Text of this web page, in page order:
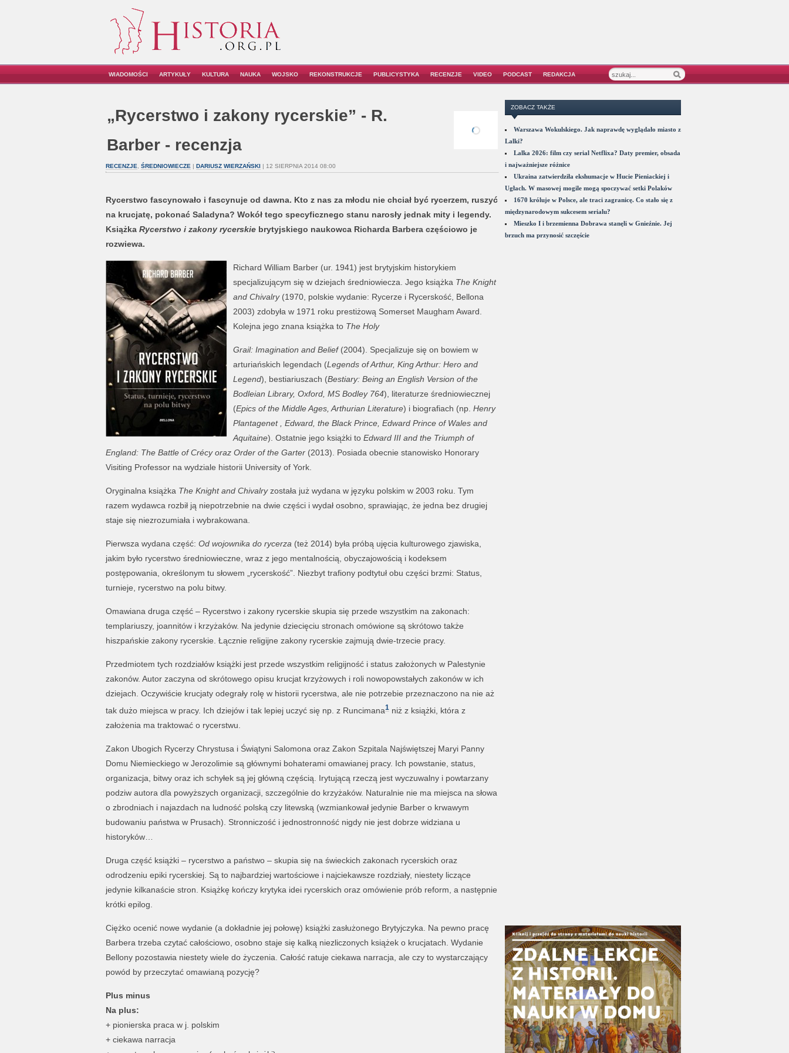
WIADOMOŚCI ARTYKUŁY KULTURA NAUKA WOJSKO REKONSTRUKCJE PUBLICYSTYKA RECENZJE VIDEO PODCAST REDAKCJA
„Rycerstwo i zakony rycerskie” - R.
Barber - recenzja
RECENZJE ŚREDNIOWIECZE | DARIUSZ WIERZAŃSKI| 12 SIERPNIA 2014 08:00
Rycerstwo fascynowało i fascynuje od dawna. Kto z nas za młodu nie chciał być rycerzem, ruszyć
na krucjatę, pokonać Saladyna? Wokół tego specyficznego stanu narosły jednak mity i legendy.
Książka Rycerstwo i zakony rycerskiebrytyjskiego naukowca Richarda Barbera częściowo je
rozwiewa.
Richard William Barber (ur. 1941) jest brytyjskim historykiem
specjalizującym się w dziejach średniowiecza. Jego książka The Knight
and Chivalry(1970, polskie wydanie: Rycerze i Rycerskość, Bellona
2003) zdobyła w 1971 roku prestiżową Somerset Maugham Award.
Kolejna jego znana książka to The Holy
Grail: Imagination and Belief(2004). Specjalizuje się on bowiem w
arturiańskich legendach (Legends of Arthur, King Arthur: Hero and
Legend), bestiariuszach (Bestiary: Being an English Version of the
Bodleian Library, Oxford, MS Bodley 764), literaturze średniowiecznej
(Epics of the Middle Ages, Arthurian Literature) i biografiach (np. Henry
Plantagenet , Edward, the Black Prince, Edward Prince of Wales and
Aquitaine). Ostatnie jego książki to Edward III and the Triumph of
England: The Battle of Crécy oraz Order of the Garter(2013). Posiada obecnie stanowisko Honorary
Visiting Professor na wydziale historii University of York.
Oryginalna książka The Knight and Chivalryzostała już wydana w języku polskim w 2003 roku. Tym
razem wydawca rozbił ją niepotrzebnie na dwie części i wydał osobno, sprawiając, że jedna bez drugiej
staje się niezrozumiała i wybrakowana.
Pierwsza wydana część: Od wojownika do rycerza (też 2014) była próbą ujęcia kulturowego zjawiska,
jakim było rycerstwo średniowieczne, wraz z jego mentalnością, obyczajowością i kodeksem
postępowania, określonym tu słowem „rycerskość”. Niezbyt trafiony podtytuł obu części brzmi: Status,
turnieje, rycerstwo na polu bitwy.
Omawiana druga część – Rycerstwo i zakony rycerskie skupia się przede wszystkim na zakonach:
templariuszy, joannitów i krzyżaków. Na jedynie dziecięciu stronach omówione są skrótowo także
hiszpańskie zakony rycerskie. Łącznie religijne zakony rycerskie zajmują dwie-trzecie pracy.
Przedmiotem tych rozdziałów książki jest przede wszystkim religijność i status założonych w Palestynie
zakonów. Autor zaczyna od skrótowego opisu krucjat krzyżowych i roli nowopowstałych zakonów w ich
dziejach. Oczywiście krucjaty odegrały rolę w historii rycerstwa, ale nie potrzebie przeznaczono na nie aż
tak dużo miejsca w pracy. Ich dziejów i tak lepiej uczyć się np. z Runcimana1niż z książki, która z
założenia ma traktować o rycerstwu.
Zakon Ubogich Rycerzy Chrystusa i Świątyni Salomona oraz Zakon Szpitala Najświętszej Maryi Panny
Domu Niemieckiego w Jerozolimie są głównymi bohaterami omawianej pracy. Ich powstanie, status,
organizacja, bitwy oraz ich schyłek są jej główną częścią. Irytującą rzeczą jest wyczuwalny i powtarzany
podziw autora dla powyższych organizacji, szczególnie do krzyżaków. Naturalnie nie ma miejsca na słowa
o zbrodniach i najazdach na ludność polską czy litewską (wzmiankował jedynie Barber o krwawym
budowaniu państwa w Prusach). Stronniczość i jednostronność nigdy nie jest dobrze widziana u
historyków…
Druga część książki – rycerstwo a państwo – skupia się na świeckich zakonach rycerskich oraz
odrodzeniu epiki rycerskiej. Są to najbardziej wartościowe i najciekawsze rozdziały, niestety liczące
jedynie kilkanaście stron. Książkę kończy krytyka idei rycerskich oraz omówienie prób reform, a następnie
krótki epilog.
Ciężko ocenić nowe wydanie (a dokładnie jej połowę) książki zasłużonego Brytyjczyka. Na pewno pracę
Barbera trzeba czytać całościowo, osobno staje się kalką niezliczonych książek o krucjatach. Wydanie
Bellony pozostawia niestety wiele do życzenia. Całość ratuje ciekawa narracja, ale czy to wystarczający
powód by przeczytać omawianą pozycję?
Plus minus
Na plus:
+ pionierska praca w j. polskim
+ ciekawa narracja
ZOBACZ TAKŻE
Warszawa Wokulskiego. Jak naprawdę wyglądało miasto z
Lalki?
Lalka 2026: film czy serial Netflixa? Daty premier, obsada
i najważniejsze różnice
Ukraina zatwierdziła ekshumacje w Hucie Pieniackiej i
Ugłach. W masowej mogile mogą spoczywać setki Polaków
1670 króluje w Polsce, ale traci zagranicę. Co stało się z
międzynarodowym sukcesem serialu?
Mieszko I i brzemienna Dobrawa stanęli w Gnieźnie. Jej
brzuch ma przynosić szczęście